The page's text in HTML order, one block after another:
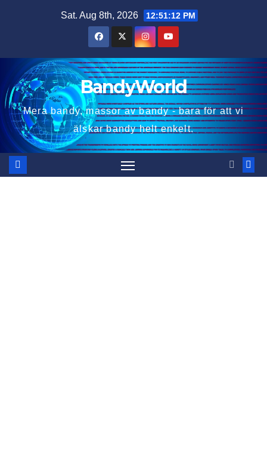
Sat. Aug 8th, 2026 12:51:13 PM
BandyWorld
Mera bandy, massor av bandy - bara för att vi
älskar bandy helt enkelt.